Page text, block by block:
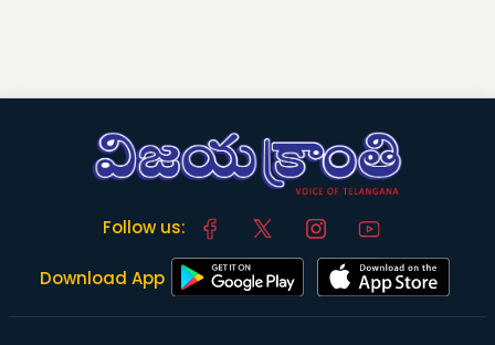
Follow us:
Download App